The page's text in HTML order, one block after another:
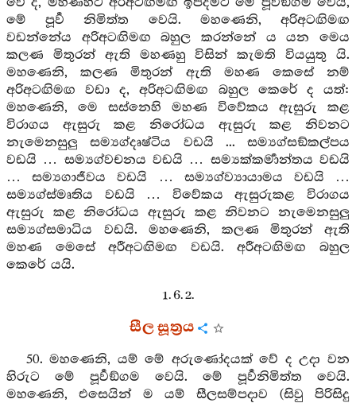
මේ පූර්‍ව නිමිත්ත වෙයි. මහණෙනි, අරිඅටඟිමඟ
වඩන්නේය අරිඅටඟිමඟ බහුල කරන්නේ ය යන මෙය
කලණ මිතුරන් ඇති මහණහු විසින් කැමති වියයුතු යි.
මහණෙනි, කලණ මිතුරන් ඇති මහණ කෙසේ නම්
අරිඅටඟිමඟ වඩා ද, අරිඅටඟිමඟ බහුල කෙරේ ද යත්:
මහණෙනි, මෙ සස්නෙහි මහණ විවේකය ඇසුරු කළ
විරාගය ඇසුරු කළ නිරෝධය ඇසුරු කළ නිවනට
නැමෙනසුලු සම්‍යග්දෘෂ්ටිය වඩයි ... සම්‍යග්සඞ්කල්පය
වඩයි … සම්‍යග්වචනය වඩයි … සම්‍යක්කර්‍මාන්තය වඩයි
… සම්‍යගාජීවය වඩයි … සම්‍යග්ව්‍යායාමය වඩයි …
සම්‍යග්ස්මෘතිය වඩයි … විවේකය ඇසුරුකළ විරාගය
ඇසුරු කළ නිරෝධය ඇසුරු කළ නිවනට නැමෙනසුලු
සම්‍යග්සමාධිය වඩයි. මහණෙනි, කලණ මිතුරන් ඇති
මහණ මෙසේ අරීඅටඟිමඟ වඩයි. අරීඅටඟිමඟ බහුල
කෙරේ යයි.
1. 6. 2.
සීල සූත්‍රය
50. මහණෙනි, යම් මේ අරුණෝදයක් වේ ද උදා වන
හිරුට මේ පූර්‍වඞ්ගම වෙයි. මේ පූර්‍වනිමිත්ත වෙයි.
මහණෙනි, එසෙයින් ම යම් සීලසම්පදාව (සිවු පිරිසිදු